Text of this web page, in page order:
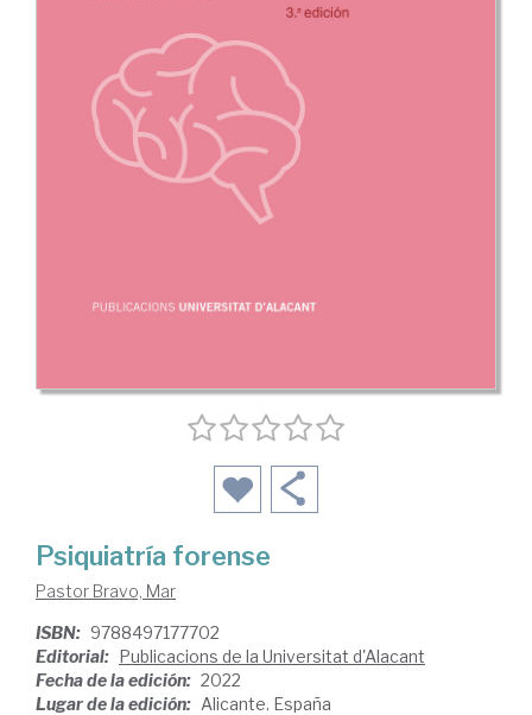
Psiquiatría forense
Pastor Bravo, Mar
ISBN: 9788497177702
Editorial: Publicacions de la Universitat d'Alacant
Fecha de la edición: 2022
Lugar de la edición: Alicante. España